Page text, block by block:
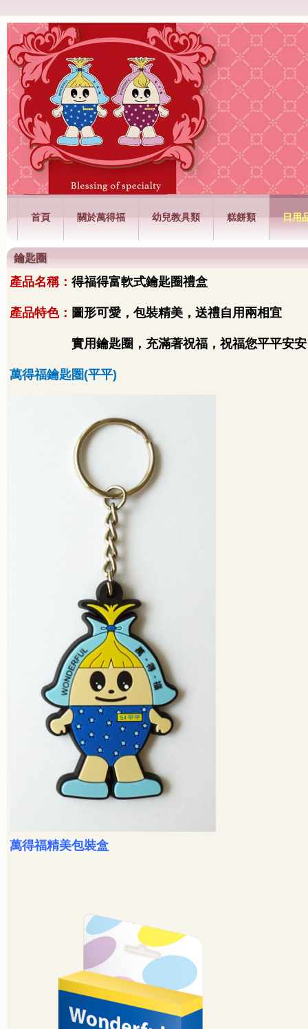
萬得福興業有限公司
首頁 關於萬得福 幼兒教具類 糕餅類 日用
鑰匙圈
產品名稱： 得福得富軟式鑰匙圈禮盒
產品特色： 圖形可愛，包裝精美，送禮自用兩相宜
實用鑰匙圈，充滿著祝福，祝福您平平安
萬得福鑰匙圏(平平)
萬得福精美包裝盒